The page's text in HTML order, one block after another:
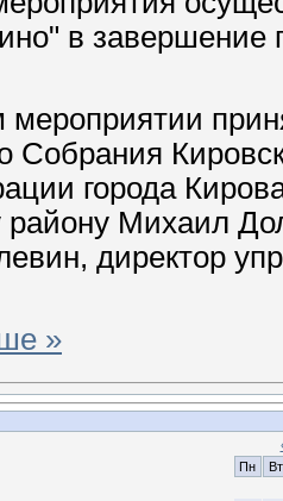
в завершение
мероприятии
Собрания
города
Михаил
директор
»
Пн
Вт